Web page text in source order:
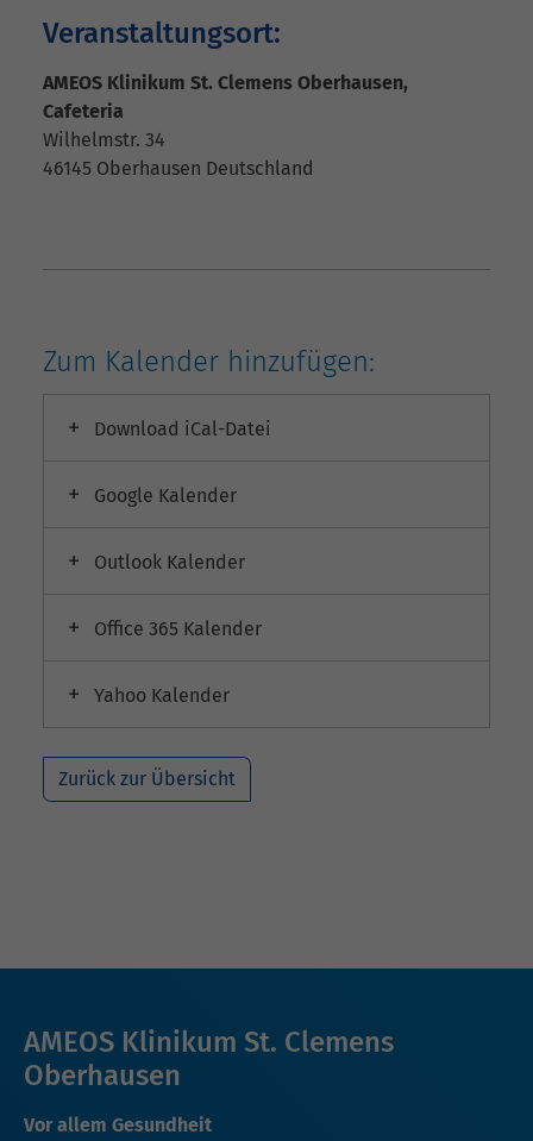
Veranstaltungsort:
AMEOS Klinikum St. Clemens Oberhausen,
Cafeteria
Wilhelmstr. 34
46145 Oberhausen Deutschland
Zum Kalender hinzufügen:
Download iCal-Datei
Google Kalender
Outlook Kalender
Office 365 Kalender
Yahoo Kalender
Zurück zur Übersicht
AMEOS Klinikum St. Clemens
Oberhausen
Vor allem Gesundheit